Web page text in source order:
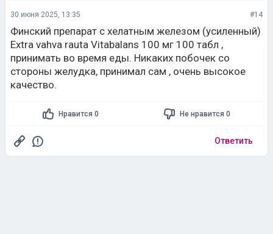
30 июня 2025, 13:35 #14
Финский препарат с хелатным железом (усиленный)
Extra vahva rauta Vitabalans 100 мг 100 табл ,
принимать во время еды. Никаких побочек со
стороны желудка, принимал сам , очень высокое
качество.
Нравится 0 Не нравится 0
Ответить